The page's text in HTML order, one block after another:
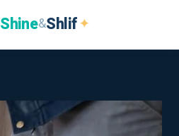
✦
Shlif
&
Shine